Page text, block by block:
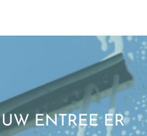
ENTREE ER